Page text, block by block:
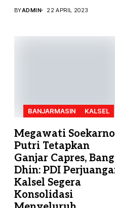
BYADMIN 22 APRIL 2023
BANJARMASIN KALSEL
Megawati Soekarno
Putri Tetapkan
Ganjar Capres, Bang
Dhin: PDI
Kalsel Segera
Konsolidasi